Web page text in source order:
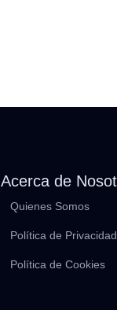
Acerca de
Quienes Somos
Política de Privacidad
Política de Cookies